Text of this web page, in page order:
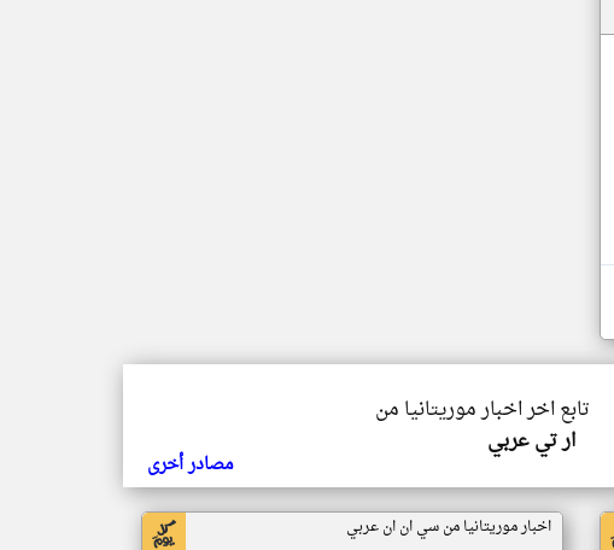
تابع اخر اخبار موريتانيا من
ار تي عربي
مصادر أخرى
اخبار موريتانيا من سي ان ان عربي